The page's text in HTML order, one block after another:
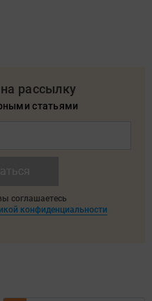
рассылку
статьями
соглашаетесь
конфиденциальности